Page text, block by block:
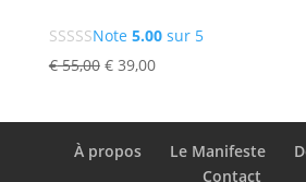
Note 5.00sur 5
€55,00 Le
€ 55,00.
€39,00Le
€ 39,00.
À propos Le Manifeste
Contact